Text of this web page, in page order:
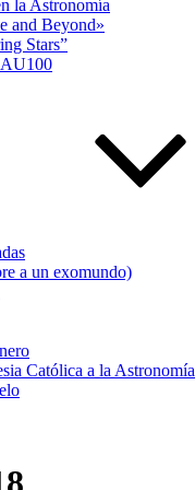
la Astronomía
and Beyond»
Stars”
a un exomundo)
Católica a la Astronomía